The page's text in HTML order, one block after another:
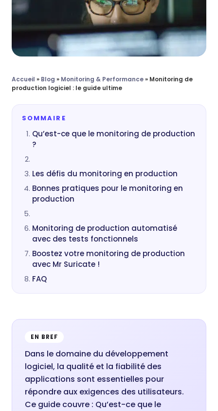
Accueil » Blog » Monitoring & Performance» Monitoring de
production logiciel : le guide ultime
SOMMAIRE
Qu’est-ce que le monitoring de production
?
Les défis du monitoring en production
Bonnes pratiques pour le monitoring en
production
Monitoring de production automatisé
avec des tests fonctionnels
Boostez votre monitoring de production
avec Mr Suricate !
FAQ
EN BREF
Dans le domaine du développement
logiciel, la qualité et la fiabilité des
applications sont essentielles pour
répondre aux exigences des utilisateurs.
Ce guide couvre : Qu’est-ce que le